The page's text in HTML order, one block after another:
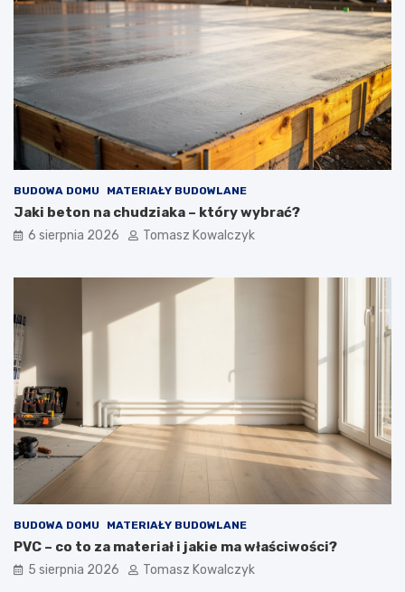
BUDOWA DOMU MATERIAŁY BUDOWLANE
Jaki beton na chudziaka – który wybrać?
6 sierpnia 2026 Tomasz Kowalczyk
BUDOWA DOMU MATERIAŁY BUDOWLANE
PVC – co to za materiał i jakie ma właściwości?
5 sierpnia 2026 Tomasz Kowalczyk